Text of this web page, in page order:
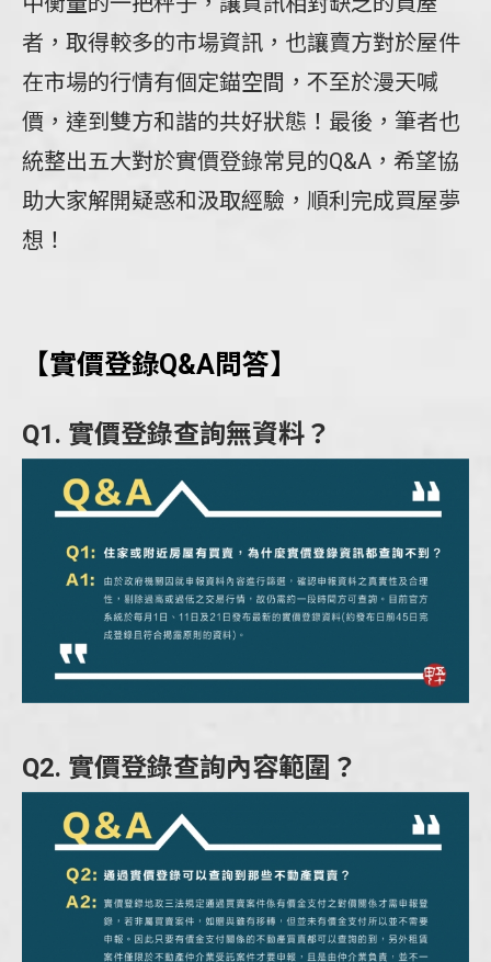
者，取得較多的市場資訊，也讓賣方對於屋件
在市場的行情有個定錨空間，不至於漫天喊
價，達到雙方和諧的共好狀態！最後，筆者也
統整出五大對於實價登錄常見的Q&A，希望協
助大家解開疑惑和汲取經驗，順利完成買屋夢
想！
【實價登錄Q&A問答】
Q1. 實價登錄查詢無資料？
Q2. 實價登錄查詢內容範圍？